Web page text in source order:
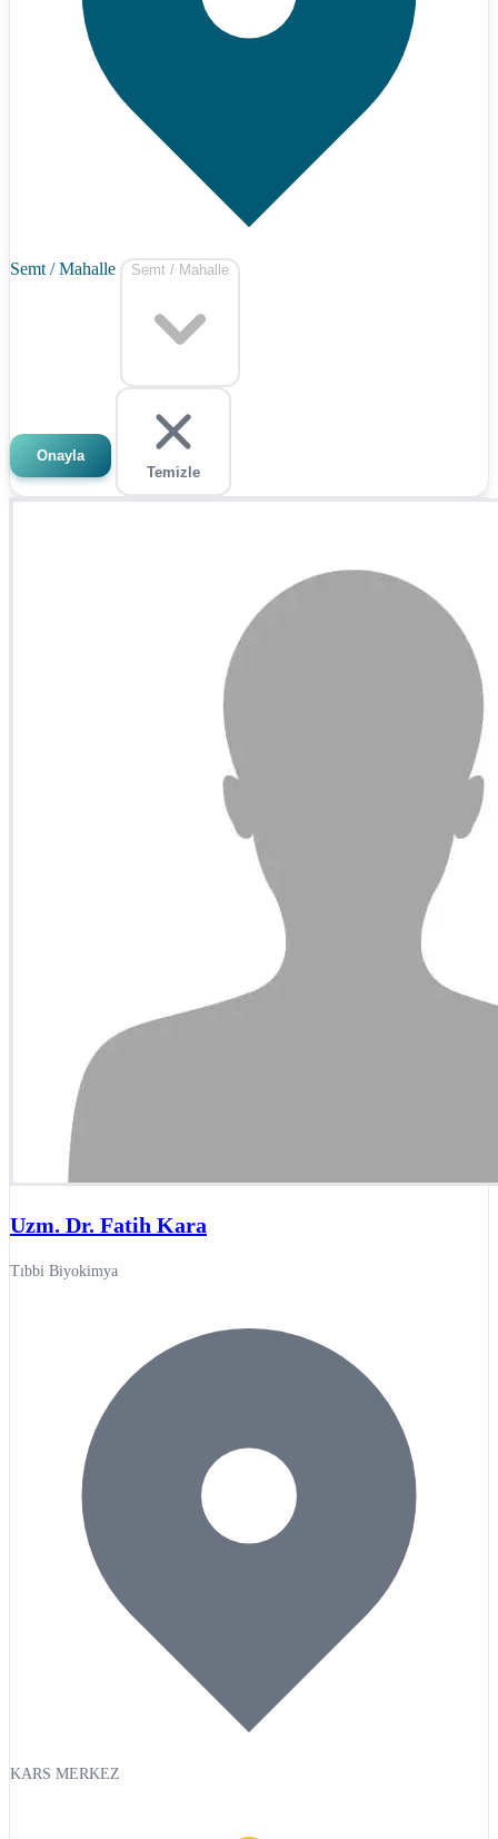
Semt / Mahalle Semt / Mahalle
Onayla
Temizle
Uzm. Dr. Fatih Kara
Tıbbi Biyokimya
KARS MERKEZ